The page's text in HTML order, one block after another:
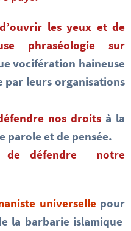
les yeux et de
phraséologie sur
vocifération haineuse
par leurs organisations
nos droits à la
parole et de pensée.
de défendre notre
universelle pour
la barbarie islamique